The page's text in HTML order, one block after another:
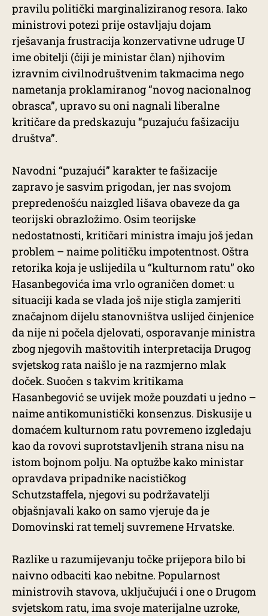
pravilu politički marginaliziranog resora. Iako
ministrovi potezi prije ostavljaju dojam
rješavanja frustracija konzervativne udruge U
ime obitelji (čiji je ministar član) njihovim
izravnim civilnodruštvenim takmacima nego
nametanja proklamiranog “novog nacionalnog
obrasca”, upravo su oni nagnali liberalne
kritičare da predskazuju “puzajuću fašizaciju
društva”.
Navodni “puzajući” karakter te fašizacije
zapravo je sasvim prigodan, jer nas svojom
prepredenošću naizgled lišava obaveze da ga
teorijski obrazložimo. Osim teorijske
nedostatnosti, kritičari ministra imaju još jedan
problem – naime političku impotentnost. Oštra
retorika koja je uslijedila u “kulturnom ratu” oko
Hasanbegovića ima vrlo ograničen domet: u
situaciji kada se vlada još nije stigla zamjeriti
značajnom dijelu stanovništva uslijed činjenice
da nije ni počela djelovati, osporavanje ministra
zbog njegovih maštovitih interpretacija Drugog
svjetskog rata naišlo je na razmjerno mlak
doček. Suočen s takvim kritikama
Hasanbegović se uvijek može pouzdati u jedno –
naime antikomunistički konsenzus. Diskusije u
domaćem kulturnom ratu povremeno izgledaju
kao da rovovi suprotstavljenih strana nisu na
istom bojnom polju. Na optužbe kako ministar
opravdava pripadnike nacističkog
Schutzstaffela, njegovi su podržavatelji
objašnjavali kako on samo vjeruje da je
Domovinski rat temelj suvremene Hrvatske.
Razlike u razumijevanju točke prijepora bilo bi
naivno odbaciti kao nebitne. Popularnost
ministrovih stavova, uključujući i one o Drugom
svjetskom ratu, ima svoje materijalne uzroke,